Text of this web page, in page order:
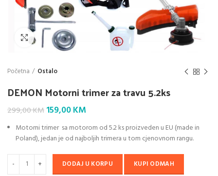
Klik da povećaš
Početna Ostalo
DEMON Motorni trimer za travu 5.2ks
299,00KMOriginal
was:
299,00 KM.
159,00KM
is:
159,00 KM.
Motorni trimer sa motorom od 5.2 ks proizveden u EU (made in
Poland), jedan je od najboljih trimera u tom cjenovnom rangu.
DODAJ U KORPU KUPI ODMAH